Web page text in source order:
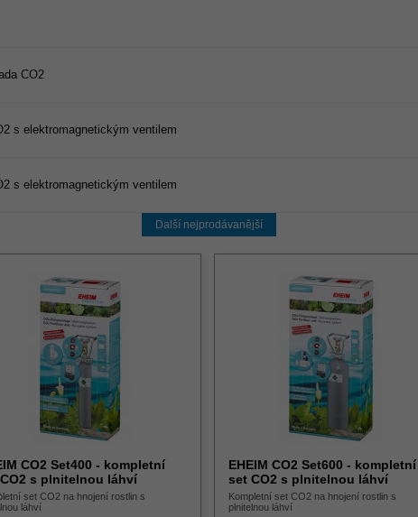
CO2
s elektromagnetickým ventilem
s elektromagnetickým ventilem
Další nejprodávanější
CO2 Set400 - kompletní
s plnitelnou láhví
set CO2 na hnojení rostlin s
láhví
EHEIM CO2 Set600 - kompletní
set CO2 s plnitelnou láhví
Kompletní set CO2 na hnojení rostlin s
plnitelnou láhví